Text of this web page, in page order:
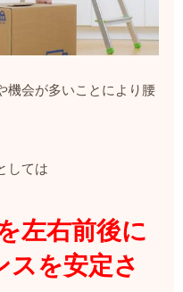
機会が多いことにより腰
しては
左右前後に
スを安定さ